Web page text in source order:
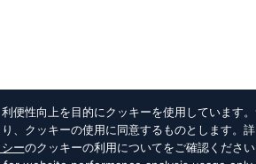
便性向上を目的にクッキーを使用しています
、クッキーの使用に同意するものとします。
ーのクッキーの利用についてをご確認くださ